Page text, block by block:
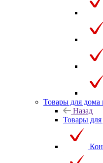
Товары для дома
Назад
Товары для